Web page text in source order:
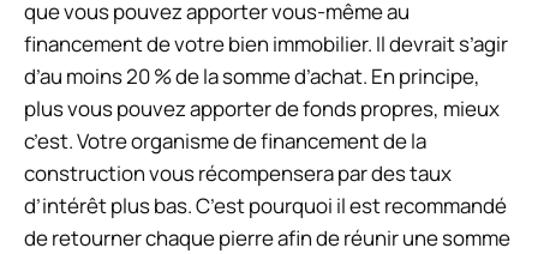
que vous pouvez apporter vous-même au
financement de votre bien immobilier. Il devrait s’agir
d’au moins 20 % de la somme d’achat. En principe,
plus vous pouvez apporter de fonds propres, mieux
c’est. Votre organisme de financement de la
construction vous récompensera par des taux
d’intérêt plus bas. C’est pourquoi il est recommandé
de retourner chaque pierre afin de réunir une somme